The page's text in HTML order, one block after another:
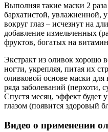
Выполняя такие маски 2
бархатистой, увлажненной,
вокруг глаз – исчезнут на
добавление измельченных
фруктов, богатых на
Экстракт из оливок хорошо
ногти, укрепляя, питая их
оливковой основе маски
ряда заболеваний (перхоти,
Спустя месяц, эффект будет
глазом (появится здоровый
Видео о применении